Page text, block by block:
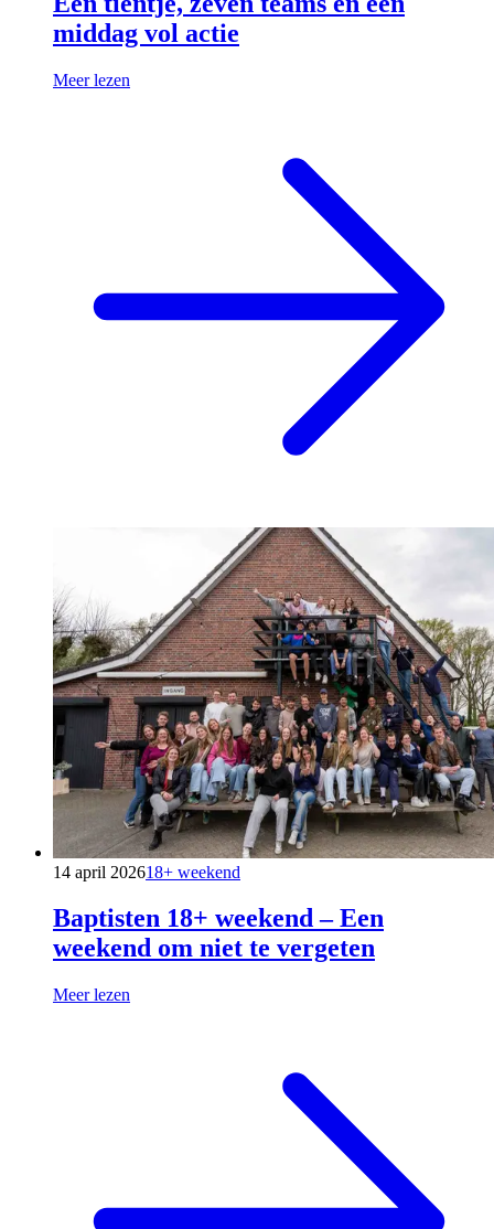
middag vol actie
Meer lezen
14 april 202618+ weekend
Baptisten 18+ weekend – Een
weekend om niet te vergeten
Meer lezen